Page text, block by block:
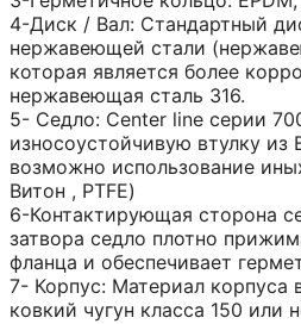
4-Диск / Вал: Стандартный
нержавеющей стали
которая является более
нержавеющая сталь 316.
5- Седло: Center line серии
износоустойчивую втулку из
возможно использование
Витон , PTFE)
6-Контактирующая сторона
затвора седло плотно
фланца и обеспечивает
7- Корпус: Материал корпуса
ковкий чугун класса 150 или